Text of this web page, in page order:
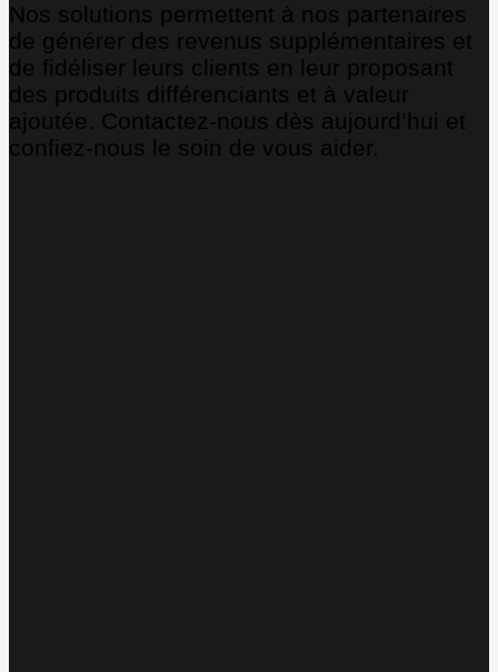
Nos solutions permettent à nos partenaires
de générer des revenus supplémentaires et
de fidéliser leurs clients en leur proposant
des produits différenciants et à valeur
ajoutée. Contactez-nous dès aujourd’hui et
confiez-nous le soin de vous aider.